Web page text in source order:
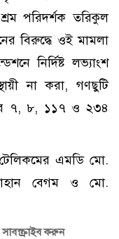
পরিদর্শক তরিকুল
বিরুদ্ধে ওই মামলা
নির্দিষ্ট লভ্যাংশ
না করা, গণছুটি
৭, ৮, ১১৭ ও ২৩৪
এমডি মো.
বেগম ও মো.
করুন